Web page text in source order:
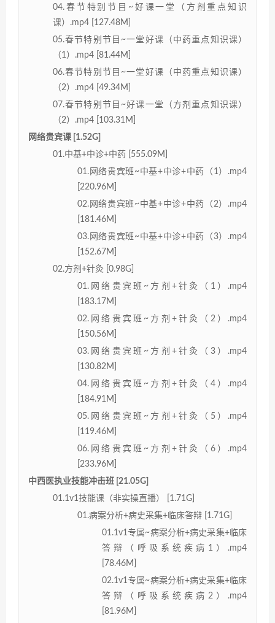
04.春节特别节目~好课一堂（方剂重点知识
课）.mp4 [127.48M]
05.春节特别节目~一堂好课（中药重点知识课）
（1）.mp4 [81.44M]
06.春节特别节目~一堂好课（中药重点知识课）
（2）.mp4 [49.34M]
07.春节特别节目~好课一堂（方剂重点知识课）
（2）.mp4 [103.31M]
网络贵宾课 [1.52G]
01.中基+中诊+中药 [555.09M]
01.网络贵宾班~中基+中诊+中药（1）.mp4
[220.96M]
02.网络贵宾班~中基+中诊+中药（2）.mp4
[181.46M]
03.网络贵宾班~中基+中诊+中药（3）.mp4
[152.67M]
02.方剂+针灸 [0.98G]
01.网络贵宾班~方剂+针灸（1）.mp4
[183.17M]
02.网络贵宾班~方剂+针灸（2）.mp4
[150.56M]
03.网络贵宾班~方剂+针灸（3）.mp4
[130.82M]
04.网络贵宾班~方剂+针灸（4）.mp4
[184.91M]
05.网络贵宾班~方剂+针灸（5）.mp4
[119.46M]
06.网络贵宾班~方剂+针灸（6）.mp4
[233.96M]
中西医执业技能冲击班 [21.05G]
01.1v1技能课（非实操直播） [1.71G]
01.病案分析+病史采集+临床答辩 [1.71G]
01.1v1专属~病案分析+病史采集+临床
答辩（呼吸系统疾病1）.mp4
[78.46M]
02.1v1专属~病案分析+病史采集+临床
答辩（呼吸系统疾病2）.mp4
[81.96M]